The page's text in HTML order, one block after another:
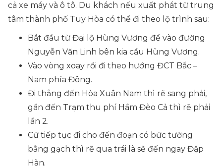
cả xe máy và ô tô. Du khách nếu xuất phát từ trung
tâm thành phố Tuy Hòa có thể đi theo lộ trình sau:
Bắt đầu từ Đại lộ Hùng Vương để vào đường
Nguyễn Văn Linh bên kia cầu Hùng Vương.
Vào vòng xoay rồi đi theo hướng ĐCT Bắc –
Nam phía Đông.
Đi thẳng đến Hòa Xuân Nam thì rẽ sang phải,
gần đến Trạm thu phí Hầm Đèo Cả thì rẽ phải
lần 2.
Cứ tiếp tục đi cho đến đoạn có bức tường
bằng gạch thì rẽ qua trái là sẽ đến ngay Đập
Hàn.